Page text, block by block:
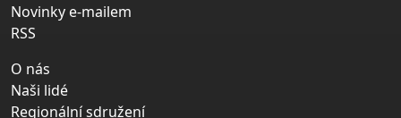
Novinky e-mailem
RSS
O nás
Naši lidé
Regionální sdružení